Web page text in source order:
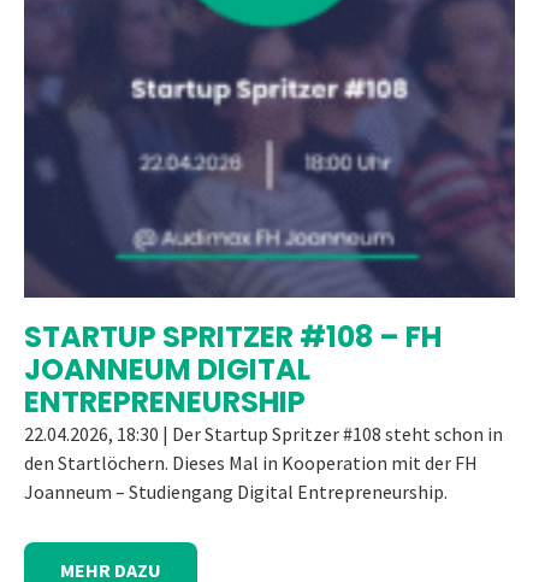
STARTUP SPRITZER #108 – FH
JOANNEUM DIGITAL
ENTREPRENEURSHIP
22.04.2026, 18:30 | Der Startup Spritzer #108 steht schon in
den Startlöchern. Dieses Mal in Kooperation mit der FH
Joanneum – Studiengang Digital Entrepreneurship.
MEHR DAZU